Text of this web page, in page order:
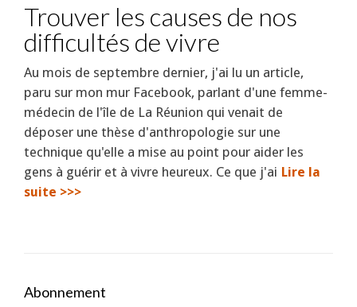
Trouver les causes de nos
difficultés de vivre
Au mois de septembre dernier, j'ai lu un article,
paru sur mon mur Facebook, parlant d'une femme-
médecin de l'île de La Réunion qui venait de
déposer une thèse d'anthropologie sur une
technique qu'elle a mise au point pour aider les
gens à guérir et à vivre heureux. Ce que j'ai Lire la
suite >>>
Abonnement